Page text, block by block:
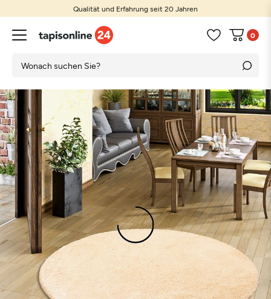
Qualität und Erfahrung seit 20 Jahren
0